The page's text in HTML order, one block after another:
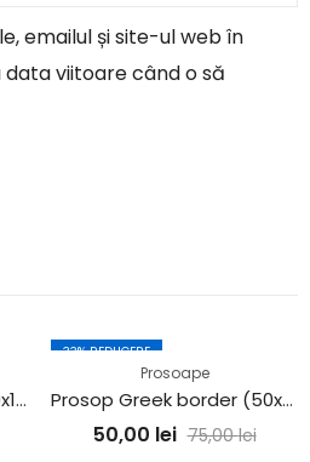
emailul și site-ul web în
viitoare când o să
Prosop Greek border (70x140cm) – 500g/m2 – LILA
33% REDUCERE
Prosoape
Prosop Greek border (50x90cm) – 700g/m2
50,00 lei 75,00lei